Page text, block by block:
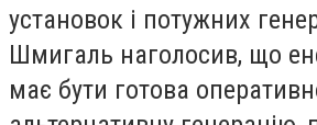
установок і потужних
Шмигаль наголосив, що
має бути готова